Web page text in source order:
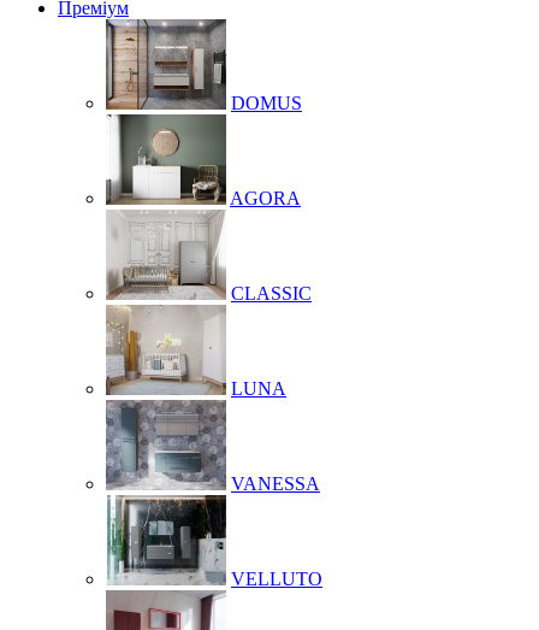
Преміум
DOMUS
AGORA
CLASSIC
LUNA
VANESSA
VELLUTO